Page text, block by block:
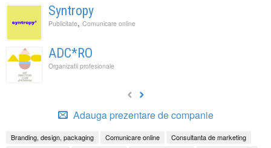
Syntropy
Publicitate, Comunicare online
ADC*RO
Organizatii profesionale
Adauga prezentare de companie
Branding, design, packaging Comunicare online
Consultanta de marketing